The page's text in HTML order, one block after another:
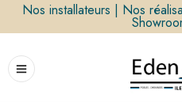
Nos installateurs | Nos